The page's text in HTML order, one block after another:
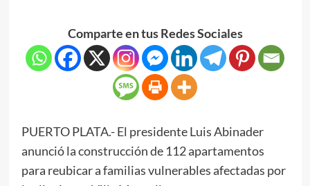
Comparte en tus Redes Sociales
PUERTO PLATA.- El presidente Luis Abinader
anunció la construcción de 112 apartamentos
para reubicar a familias vulnerables afectadas por